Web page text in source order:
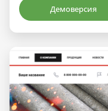
Демоверсия